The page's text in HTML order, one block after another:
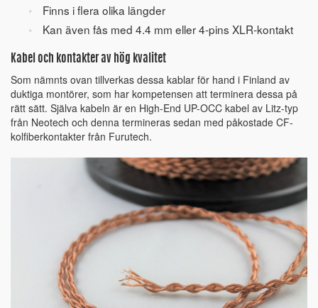
Finns i flera olika längder
Kan även fås med 4.4 mm eller 4-pins XLR-kontakt
Kabel och kontakter av hög kvalitet
Som nämnts ovan tillverkas dessa kablar för hand i Finland av
duktiga montörer, som har kompetensen att terminera dessa på
rätt sätt. Själva kabeln är en High-End UP-OCC kabel av Litz-typ
från Neotech och denna termineras sedan med påkostade CF-
kolfiberkontakter från Furutech.